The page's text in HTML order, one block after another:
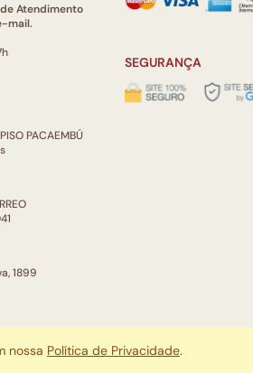
Atendimento
mail.
PACAEMBÚ
1899
SEGURANÇA
nossa Política de Privacidade.